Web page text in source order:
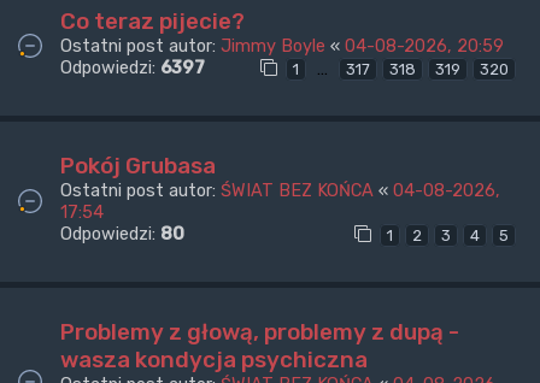
Co teraz pijecie?
Ostatni post autor: Jimmy Boyle « 04-08-2026, 20:59
Odpowiedzi: 6397 1 … 317 318 319 320
Pokój Grubasa
Ostatni post autor: ŚWIAT BEZ KOŃCA « 04-08-2026,
17:54
Odpowiedzi: 80 1 2 3 4 5
Problemy z głową, problemy z dupą -
wasza kondycja psychiczna